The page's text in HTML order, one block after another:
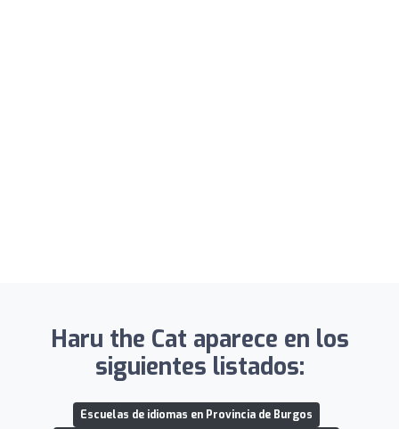
Haru the Cat aparece en los
siguientes listados:
Escuelas de idiomas en Provincia de Burgos